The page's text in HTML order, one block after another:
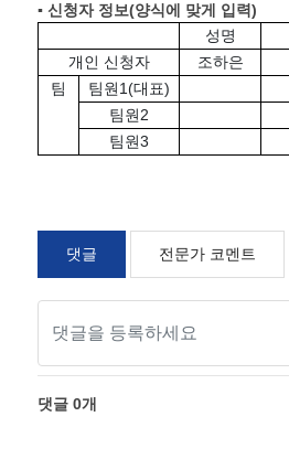
▪ 신청자 정보(양식에 맞게 입력)
성명
개인 신청자
조하은
팀
팀원1(대표)
팀원2
팀원3
댓글 전문가 코멘트
댓글0개